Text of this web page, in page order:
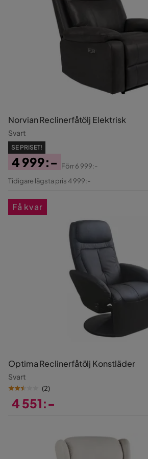
Norvian Reclinerfåtölj Elektrisk
Svart
SE PRISET!
Pris
4 999:-
Original
Förr6 999:-
Tidigare lägsta pris 4 999:-
Optima Reclinerfåtölj Konstläder
Svart
(2)
4 551:-
Få kvar